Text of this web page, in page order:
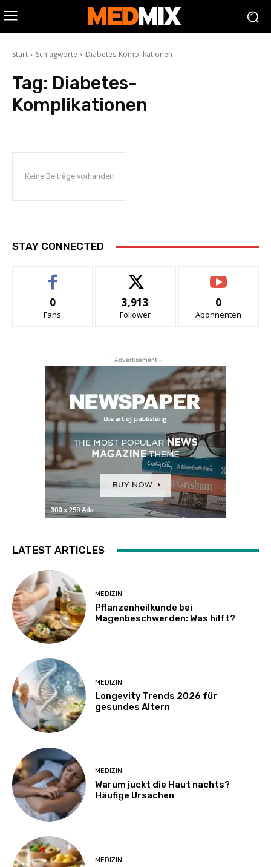
Start Schlagworte Diabetes-Komplikationen
Tag: Diabetes-
Komplikationen
Keine Beiträge vorhanden
STAY CONNECTED
0
Fans
3,913
Follower
0
Abonnenten
- Advertisement -
LATEST ARTICLES
MEDIZIN
Pflanzenheilkunde bei
Magenbeschwerden: Was hilft?
MEDIZIN
Longevity Trends 2026 für
gesundes Altern
MEDIZIN
Warum juckt die Haut nachts?
Häufige Ursachen
MEDIZIN